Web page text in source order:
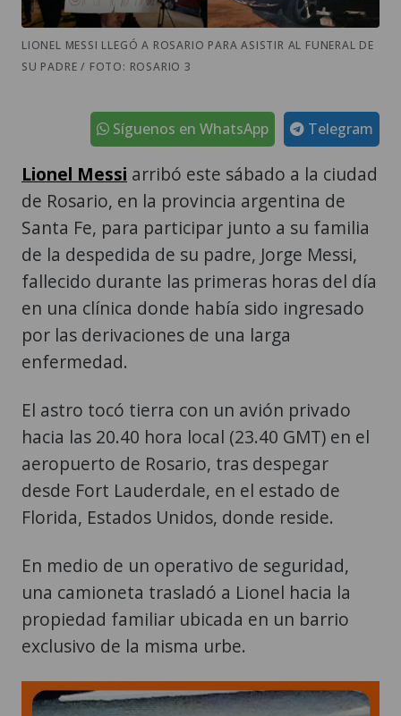
SU PADRE / FOTO: ROSARIO 3
Síguenos en WhatsApp
Lionel Messiarribó este sábado a la ciudad
de Rosario, en la provincia argentina de
Santa Fe, para participar junto a su familia
de la despedida de su padre, Jorge Messi,
fallecido durante las primeras horas del día
en una clínica donde había sido ingresado
por las derivaciones de una larga
enfermedad.
El astro tocó tierra con un avión privado
aeropuerto de Rosario, tras despegar
desde Fort Lauderdale, en el estado de
Florida, Estados Unidos, donde reside.
En medio de un operativo de seguridad,
propiedad familiar ubicada en un barrio
exclusivo de la misma urbe.